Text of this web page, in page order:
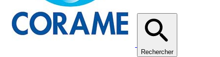
Rechercher